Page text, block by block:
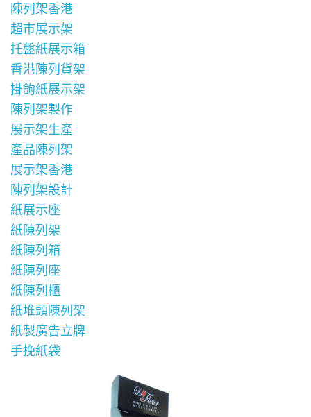
陳列架香港
超市展示架
托盤紙展示箱
香港陳列貨架
掛鉤紙展示架
陳列架製作
展示架生產
產品陳列架
展示架香港
陳列架設計
紙展示座
紙陳列架
紙陳列箱
紙陳列座
紙陳列櫃
紙堆頭陳列架
紙製廣告立牌
手挽紙袋